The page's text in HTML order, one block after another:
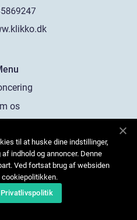
os
os
til at huske dine indstillinger,
indhold og annoncer. Denne
Ved fortsat brug af websiden
cookiepolitikken.
Privatlivspolitik